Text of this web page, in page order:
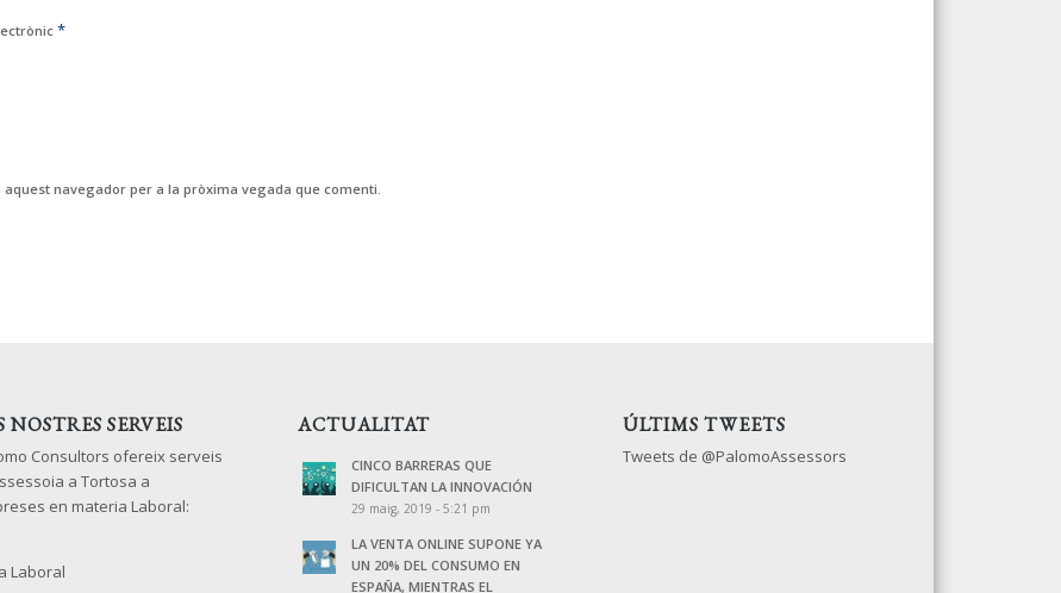
*
navegador per a la pròxima vegada que comenti.
NOSTRES SERVEIS
Consultors ofereix serveis
a Tortosa a
en materia Laboral:
Laboral
ACTUALITAT
CINCO BARRERAS QUE
DIFICULTAN LA INNOVACIÓN
29 maig, 2019 - 5:21 pm
LA VENTA ONLINE SUPONE YA
UN 20% DEL CONSUMO EN
ESPAÑA, MIENTRAS EL
ÚLTIMS TWEETS
Tweets de @PalomoAssessors